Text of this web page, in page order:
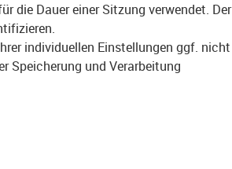
Günter Dippold Landjugend
Lehranstalt für Fischerei
Nähkurs Oberfranken
die Dauer einer Sitzung verwendet. Der
individuellen Einstellungen ggf. nicht
Speicherung und Verarbeitung